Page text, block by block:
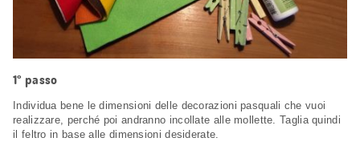
1° passo
Individua bene le dimensioni delle decorazioni pasquali che vuoi
realizzare, perché poi andranno incollate alle mollette. Taglia quindi
il feltro in base alle dimensioni desiderate.